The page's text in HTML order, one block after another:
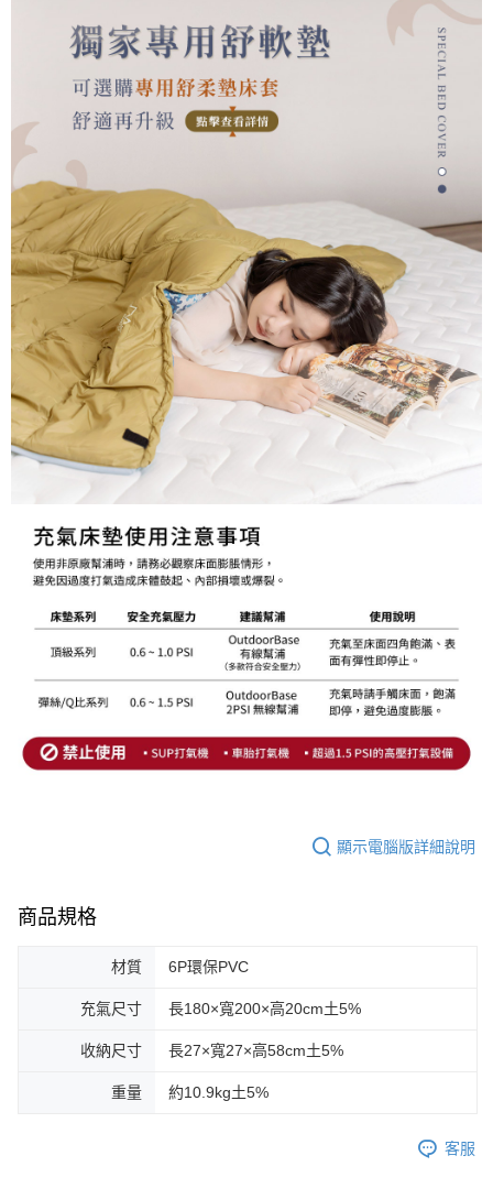
顯示電腦版詳細說明
商品規格
材質 6P環保PVC
充氣尺寸 長180×寬200×高20cm土5%
收納尺寸 長27×寬27×高58cm土5%
重量 約10.9kg土5%
客服